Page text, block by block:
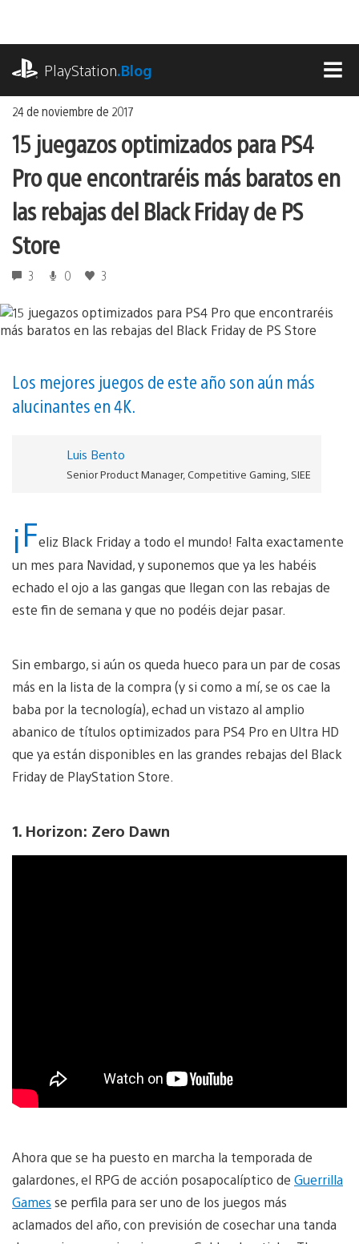
contenido
PlayStation.Blog
24 de noviembre de 2017
15 juegazos optimizados para PS4
Pro que encontraréis más baratos en
las rebajas del Black Friday de PS
Store
3 0 3
Los mejores juegos de este año son aún más
alucinantes en 4K.
Luis Bento
Senior Product Manager, Competitive Gaming, SIEE
¡Feliz Black Friday a todo el mundo! Falta exactamente
un mes para Navidad, y suponemos que ya les habéis
echado el ojo a las gangas que llegan con las rebajas de
este fin de semana y que no podéis dejar pasar.
Sin embargo, si aún os queda hueco para un par de cosas
más en la lista de la compra (y si como a mí, se os cae la
baba por la tecnología), echad un vistazo al amplio
abanico de títulos optimizados para PS4 Pro en Ultra HD
que ya están disponibles en las grandes rebajas del Black
Friday de PlayStation Store.
1. Horizon: Zero Dawn
Ahora que se ha puesto en marcha la temporada de
galardones, el RPG de acción posapocalíptico de Guerrilla
Games se perfila para ser uno de los juegos más
aclamados del año, con previsión de cosechar una tanda